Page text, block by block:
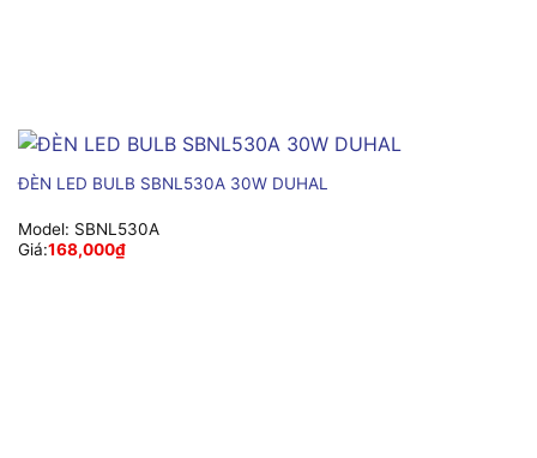
ĐÈN LED BULB SBNL530A 30W DUHAL
Model: SBNL530A
Giá:168,000₫